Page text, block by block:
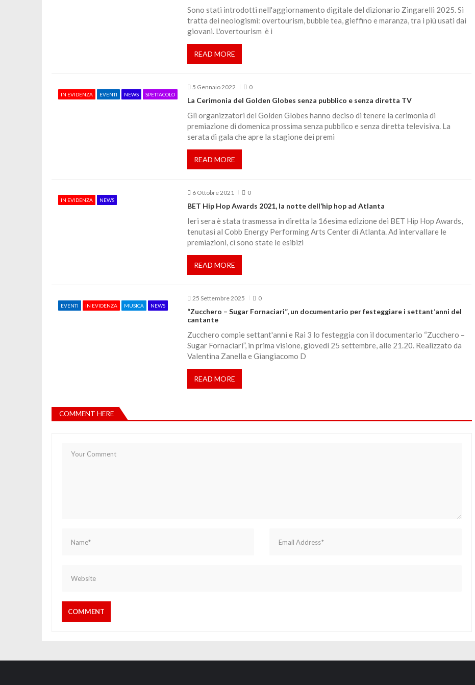
o
o
Sono stati introdotti nell'aggiornamento digitale del dizionario Zingarelli 2025. Si
tratta dei neologismi: overtourism, bubble tea, gieffino e maranza, tra i più usati dai
giovani. L'overtourism è i
READ MORE
IN EVIDENZA EVENTI NEWS SPETTACOLO
5 Gennaio 2022 0
La Cerimonia del Golden Globes senza pubblico e senza diretta TV
Gli organizzatori del Golden Globes hanno deciso di tenere la cerimonia di
premiazione di domenica prossima senza pubblico e senza diretta televisiva. La
serata di gala che apre la stagione dei premi
READ MORE
IN EVIDENZA NEWS
6 Ottobre 2021 0
BET Hip Hop Awards 2021, la notte dell’hip hop ad Atlanta
Ieri sera è stata trasmessa in diretta la 16esima edizione dei BET Hip Hop Awards,
tenutasi al Cobb Energy Performing Arts Center di Atlanta. Ad intervallare le
premiazioni, ci sono state le esibizi
READ MORE
EVENTI IN EVIDENZA MUSICA NEWS
25 Settembre 2025 0
“Zucchero – Sugar Fornaciari”, un documentario per festeggiare i settant’anni del
cantante
Zucchero compie settant'anni e Rai 3 lo festeggia con il documentario “Zucchero –
Sugar Fornaciari”, in prima visione, giovedì 25 settembre, alle 21.20. Realizzato da
Valentina Zanella e Giangiacomo D
READ MORE
COMMENT HERE